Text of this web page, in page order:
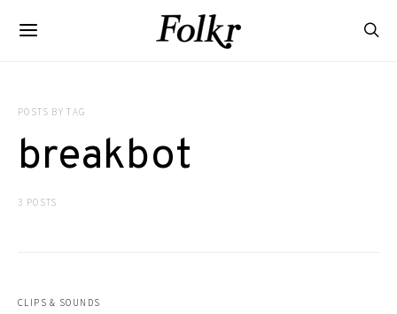
POSTS BY TAG
breakbot
3 POSTS
CLIPS & SOUNDS